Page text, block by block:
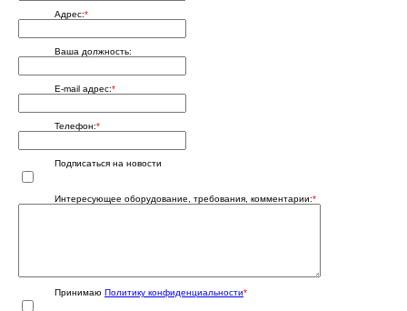
Адрес:*
Ваша должность:
E-mail адрес:*
Телефон:*
Подписаться на новости
Интересующее оборудование, требования, комментарии:*
Принимаю Политику конфиденциальности*